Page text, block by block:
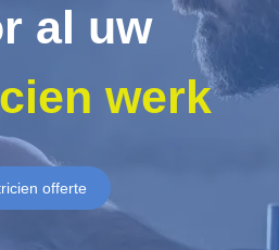
al uw
werk
offerte